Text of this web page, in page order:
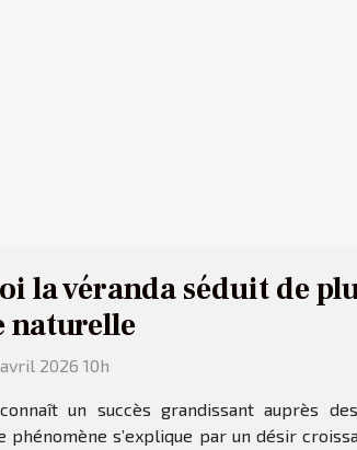
la véranda séduit de
naturelle
2026 10h
un succès grandissant auprès
phénomène s’explique par un désir